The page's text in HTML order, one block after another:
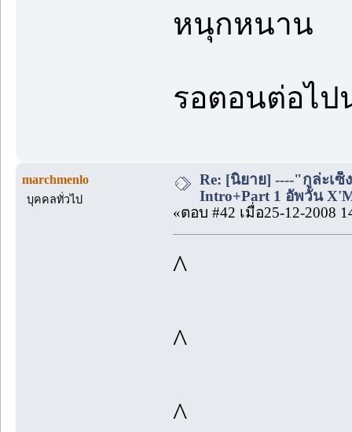
หนุกหนาน
รอตอนต่อไป
marchmenlo
บุคคลทั่วไป
Re: [นิยาย] ----"กูล่ะเ
Intro+Part 1 อัพวัน
«ตอบ #42 เมื่อ25-12-2008
^
^
^